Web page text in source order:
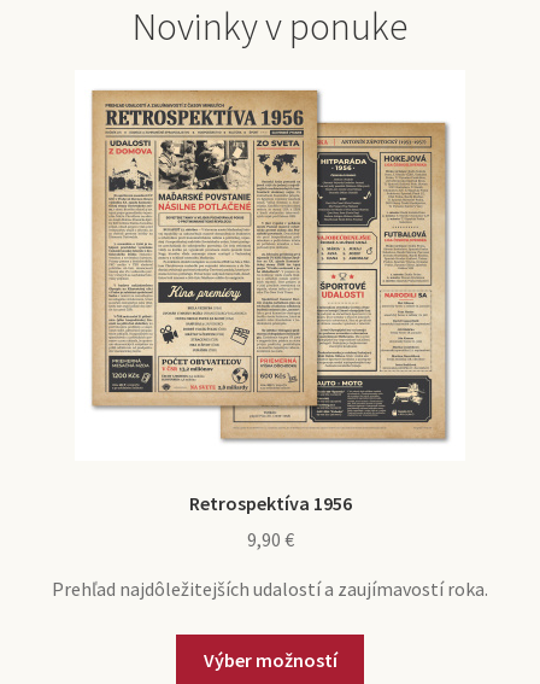
Novinky v ponuke
Retrospektíva 1956
9,90 €
Prehľad najdôležitejších udalostí a zaujímavostí roka.
Výber možností